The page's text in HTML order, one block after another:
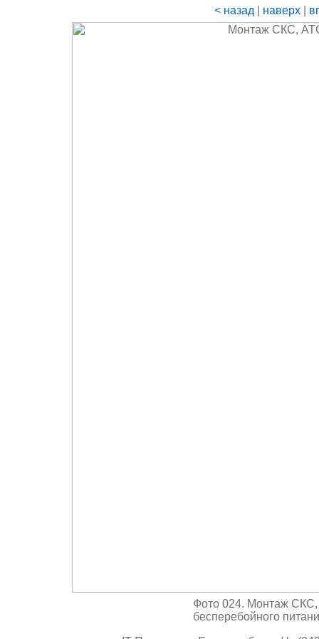
< назад наверх|
Фото 024. Монтаж
бесперебойного